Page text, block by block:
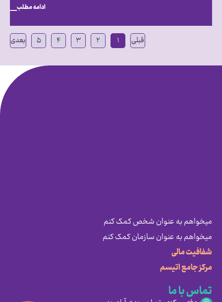
ادامه مطلب
قبلی ۱ ۲ ۳ ۴ ۵ بعدی
میخواهم به عنوان شخص کمک کنم
میخواهم به عنوان سازمان کمک کنم
شفافیت مالی
مرکز جامع اتیسم
تماس با ما